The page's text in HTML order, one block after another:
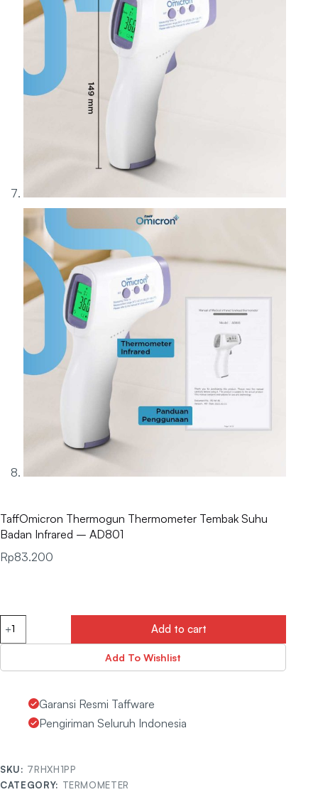
TaffOmicron Thermogun Thermometer Tembak Suhu
Badan Infrared – AD801
Rp83.200
Add to cart
Add To Wishlist
Garansi Resmi Taffware
Pengiriman Seluruh Indonesia
SKU: 7RHXH1PP
CATEGORY: TERMOMETER